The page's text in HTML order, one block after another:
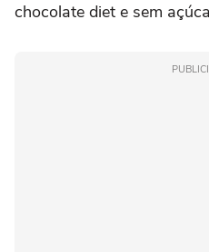
chocolate diet e sem